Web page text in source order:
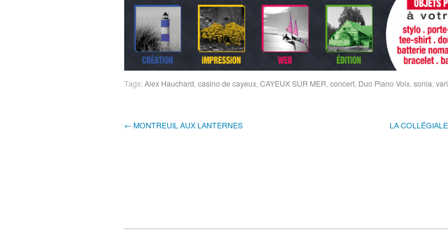
Tags:Alex Hauchard,casino de cayeux,CAYEUX SUR MER,concert, Duo Piano Voix,sonia,
← MONTREUIL AUX LANTERNES
LA